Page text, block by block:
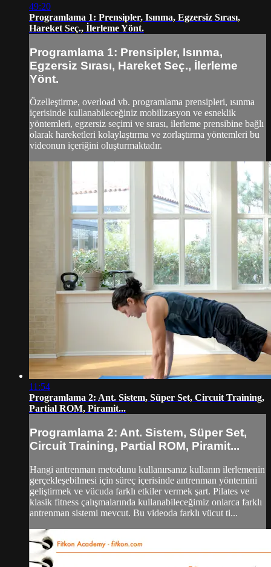
49:20
Programlama 1: Prensipler, Isınma, Egzersiz Sırası,
Hareket Seç., İlerleme Yönt.
Programlama 1: Prensipler, Isınma,
Egzersiz Sırası, Hareket Seç., İlerleme
Yönt.
Özelleştirme, overload vb. programlama prensipleri, ısınma
içerisinde kullanabileceğiniz mobilizasyon ve esneklik
yöntemleri, egzersiz seçimi ve sırası, ilerleme prensibine bağlı
olarak hareketleri kolaylaştırma ve zorlaştırma yöntemleri bu
videonun içeriğini oluşturmaktadır.
11:54
Programlama 2: Ant. Sistem, Süper Set, Circuit Training,
Partial ROM, Piramit...
Programlama 2: Ant. Sistem, Süper Set,
Circuit Training, Partial ROM, Piramit...
Hangi antrenman metodunu kullanırsanız kullanın ilerlemenin
gerçekleşebilmesi için süreç içerisinde antrenman yöntemini
geliştirmek ve vücuda farklı etkiler vermek şart. Pilates ve
klasik fitness çalışmalarında kullanabileceğimiz onlarca farklı
antrenman sistemi mevcut. Bu videoda farklı vücut ti...